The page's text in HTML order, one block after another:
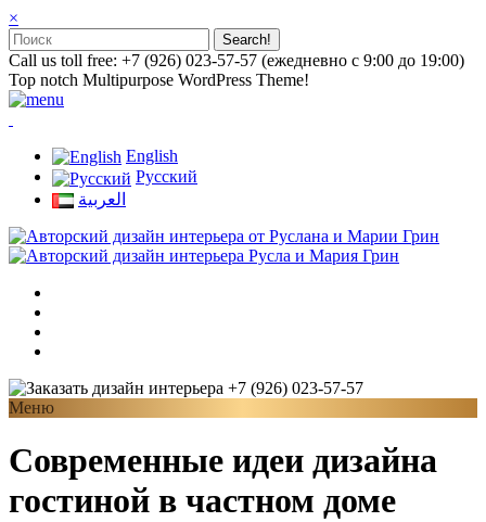
×
Call us toll free: +7 (926) 023-57-57 (ежедневно с 9:00 до 19:00)
Top notch Multipurpose WordPress Theme!
English
Русский
العربية
+7 (926) 023-57-57
Меню
Современные идеи дизайна
гостиной в частном доме